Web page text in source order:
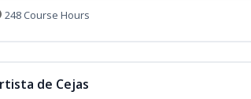
248 Course Hours
de Cejas